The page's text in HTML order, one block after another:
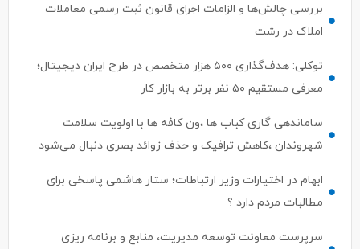
بررسی چالش‌ها و الزامات اجرای قانون ثبت رسمی معاملات
املاک در رشت
توکلی: هدف‌گذاری ۵۰۰ هزار متخصص در طرح ایران دیجیتال؛
معرفی مستقیم ۵۰ نفر برتر به بازار کار
ساماندهی گاری کباب ها ،ون کافه ها با اولویت سلامت
شهروندان ،کاهش ترافیک و حذف زوائد بصری دنبال می‌شود
ابهام در اختیارات وزیر ارتباطات؛ ستار هاشمی پاسخی برای
مطالبات مردم دارد ؟
سرپرست معاونت توسعه مدیریت، منابع و برنامه ریزی